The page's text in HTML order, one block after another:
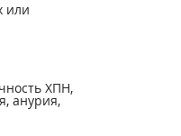
или
ХПН,
анурия,